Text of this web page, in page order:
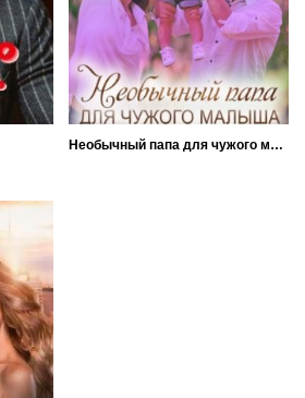
Необычный папа для чужого малыша